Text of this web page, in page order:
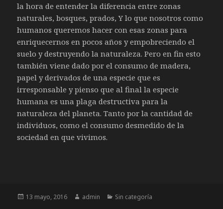
la hora de entender la diferencia entre zonas
naturales, bosques, prados, Y lo que nosotros como
humanos queremos hacer con esas zonas para
enriquecernos en pocos años y empobreciendo el
suelo y destruyendo la naturaleza. Pero en fin esto
también viene dado por el consumo de madera,
papel y derivados de una especie que es
irresponsable y pienso que al final la especie
humana es una plaga destructiva para la
naturaleza del planeta. Tanto por la cantidad de
individuos, como el consumo desmedido de la
sociedad en que vivimos.
Publicado
13 mayo, 2016 Autor
admin Categorías
Sin categoría